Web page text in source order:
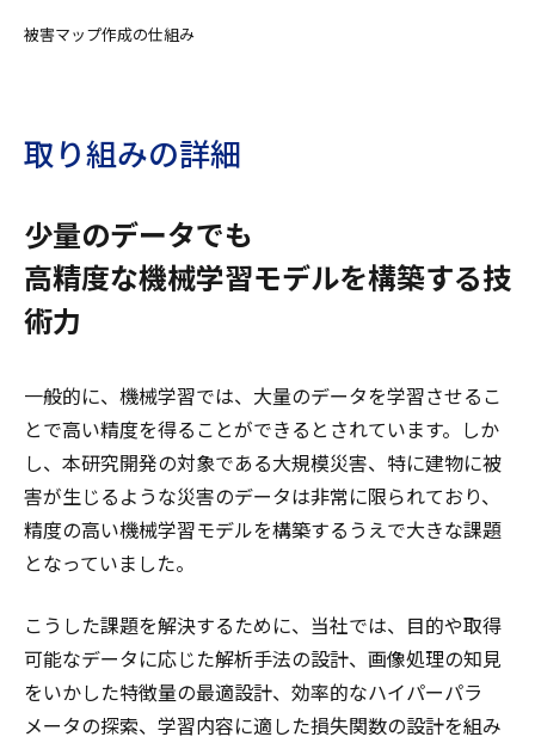
被害マップ作成の仕組み
取り組みの詳細
少量のデータでも
高精度な機械学習モデルを構築する技
術力
一般的に、機械学習では、大量のデータを学習させるこ
とで高い精度を得ることができるとされています。しか
し、本研究開発の対象である大規模災害、特に建物に被
害が生じるような災害のデータは非常に限られており、
精度の高い機械学習モデルを構築するうえで大きな課題
となっていました。
こうした課題を解決するために、当社では、目的や取得
可能なデータに応じた解析手法の設計、画像処理の知見
をいかした特徴量の最適設計、効率的なハイパーパラ
メータの探索、学習内容に適した損失関数の設計を組み